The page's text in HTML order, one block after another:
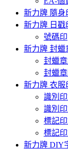
新力牌 隨身
新力牌 日
號碼印
新力牌 封蠟
封蠟
封蠟
新力牌 衣服
識別
識別
標記
標記
新力牌 DIY